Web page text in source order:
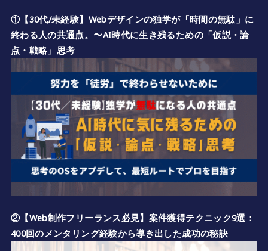
①【30代/未経験】Webデザインの独学が「時間の無駄」に
終わる人の共通点。〜AI時代に生き残るための「仮説・論
点・戦略」思考
②【Web制作フリーランス必見】案件獲得テクニック9選：
400回のメンタリング経験から導き出した成功の秘訣